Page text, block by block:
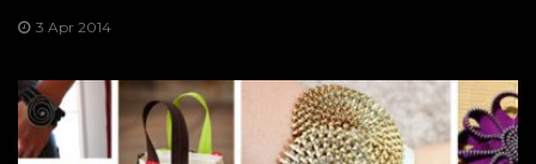
3 Apr 2014